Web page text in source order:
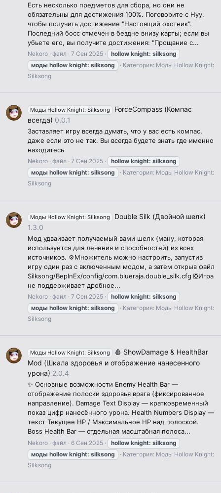
Есть несколько предметов для сбора, но они не
обязательны для достижения 100%. Поговорите с Нуу,
чтобы получить достижение "Настоящий охотник".
Последний босс отмечен в бездне внизу карты; если вы
убьете его, вы получите достижения: "Прощание с...
Nekoro файл 7 Сен 2025 hollow knight: silksong
моды hollow knight: silksong Категория: Моды Hollow Knight:
Silksong
Моды Hollow Knight: Silksong
ForceCompass (Компас
всегда) 0.0.1
Заставляет игру всегда думать, что у вас есть компас,
даже если это не так. Вы всегда будете знать где именно
находитесь
Nekoro файл 7 Сен 2025 hollow knight: silksong
моды hollow knight: silksong Категория: Моды Hollow Knight:
Silksong
Моды Hollow Knight: Silksong
Double Silk (Двойной шелк)
1.3.0
Мод удваивает получаемый вами шелк (ману, которая
используется для лечения и способностей) из всех
источников. ⚙️Множитель можно настроить, запустив
игру один раз с включенным модом, а затем открыв файл
Silksong/BepInEx/config/com.blueraja.double_silk.cfg ❎Игра
не поддерживает дробное...
Nekoro файл 7 Сен 2025 hollow knight: silksong
моды hollow knight: silksong Категория: Моды Hollow Knight:
Silksong
Моды Hollow Knight: Silksong
🩸 ShowDamage & HealthBar
Mod (Шкала здоровья и отображение нанесенного
урона) 2.0.4
✨ Основные возможности Enemy Health Bar —
отображение полоски здоровья врага (фиксированное
направление). Damage Text Display — кратковременный
показ цифр нанесённого урона. Health Numbers Display —
текст Текущее HP / Максимальное HP над полоской.
Boss Health Bar — отдельная масштабная полоса...
Nekoro файл 6 Сен 2025 hollow knight: silksong
моды hollow knight: silksong Категория: Моды Hollow Knight:
Silksong